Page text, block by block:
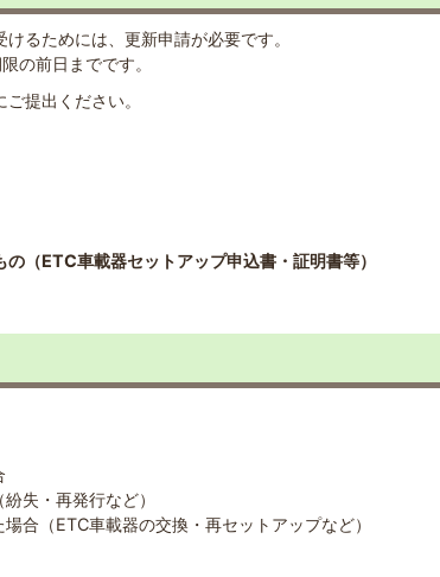
るためには、更新申請が必要です。
の前日までです。
提出ください。
（ETC車載器セットアップ申込書・証明書等）
失・再発行など）
合（ETC車載器の交換・再セットアップなど）